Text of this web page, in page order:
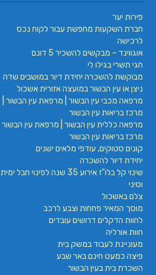
פירות יער
חברת השקעות מחפשת עבור לקוח נכס
לרכישה
אוגווינד – מבקשים להשכיר 5 דונם
חגי תשרי בגילו לי
מבוקשת להשכרה יחידת דיור במושבים שדה
ניצן או עין הבשור במועצה אזורית אשכול
מרפאה מכבי עין הבשור | מרפאת עין הבשור |
מרכז בריאות עין הבשור
מרפאה כללית עין הבשור | מרפאת עין הבשור |
מרכז בריאות עין הבשור
קונים סטוקים, עודפי מלאים ישנים
יחידת דיור להשכרה
שינוי קל בלו"ז אירוע 35 שנה לפינוי חבל ימית
וסיני
צלם באשכול
מוסך המאיר פחחות וצבע לרכב
לחוות הדקלים דרושים עובדים
חוות אורליה
מעוניינת לעבוד במשק בית
פיצה כמעט חינם באר שבע
השכרת בית בעין הבשור
עילאי מיזוג אוויר | טכנאי מזגנים | מתקין מזגנים
| תיקון מזגנים